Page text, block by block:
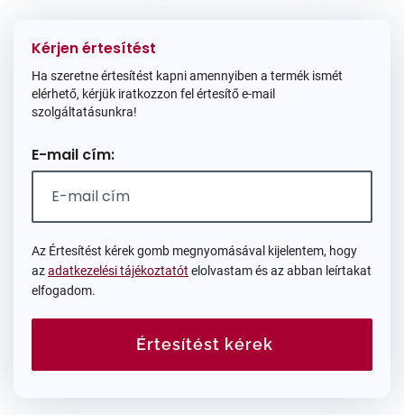
Kérjen értesítést
Ha szeretne értesítést kapni amennyiben a termék ismét
elérhető, kérjük iratkozzon fel értesítő e-mail
szolgáltatásunkra!
E-mail cím:
Az Értesítést kérek gomb megnyomásával kijelentem, hogy
azadatkezelési tájékoztatót elolvastam és az abban leírtakat
elfogadom.
Értesítést kérek